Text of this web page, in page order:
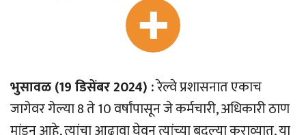
भुसावळ (19 डिसेंबर 2024) :रेल्वे प्रशासनात एकाच
जागेवर गेल्या 8 ते 10 वर्षांपासून जे कर्मचारी, अधिकारी ठाण